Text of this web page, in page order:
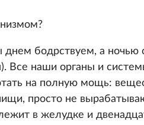
днем бодрствуем, а ночью
Все наши органы и
на полную мощь:
просто не
в желудке и